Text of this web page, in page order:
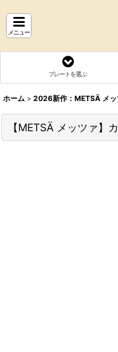
メニュー
プレートを選ぶ
ホーム > 2026新作：METSÄ メッ
【METSÄ メッツァ】